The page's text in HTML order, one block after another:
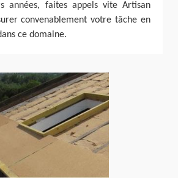
années, faites appels vite Artisan
convenablement votre tâche en
ce domaine.